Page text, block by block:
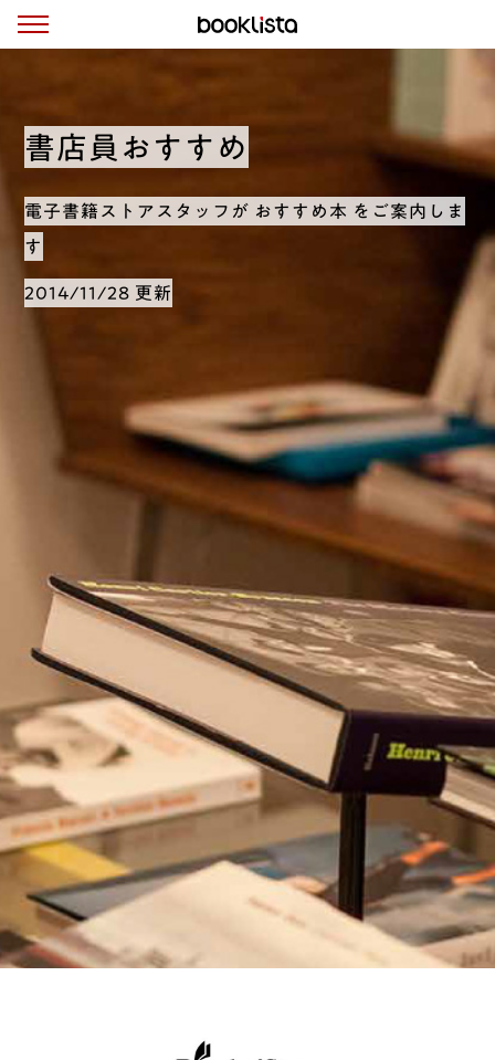
書店員おすすめ
電子書籍ストアスタッフが おすすめ本 をご案内しま
す
2014/11/28 更新